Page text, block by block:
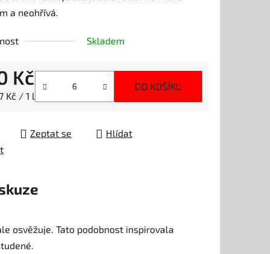
a neohřívá.
Skladem
Kč
cena:
Kč / 1 l
DO KOŠÍKU
Zeptat se
Hlídat
osvěžuje. Tato podobnost inspirovala